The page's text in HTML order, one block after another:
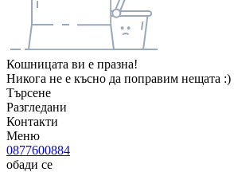
Кошницата ви е празна!
Никога не е късно да поправим нещата :)
Търсене
Разгледани
Контакти
Меню
0877600884
обади се